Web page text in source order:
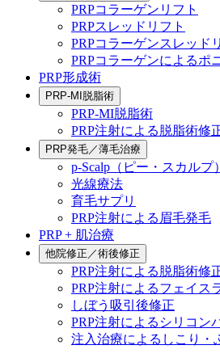
PRPコラーゲンリフト
PRPスレッドリフト
PRPコラーゲンスレッド
PRPコラーゲンによるポ
PRP形成術
PRP-MI脱脂術
PRP-MI脱脂術
PRP注射による脱脂術修
PRP発毛／薄毛治療
p-Scalp（ピー・スカル
光線療法
育毛サプリ
PRP注射による眉毛発毛
PRP + 肌治療
他院修正／術後修正
PRP注射による脱脂術修
PRP注射によるフェイス
しぼう吸引後修正
PRP注射によるシリコン
注入治療によるしこり・